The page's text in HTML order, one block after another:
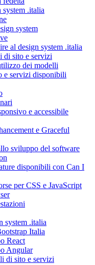
system .italia
system
al design system .italia
di sito e servizi
dei modelli
e servizi disponibili
e accessibile
e Graceful
sviluppo del software
disponibili con Can I
per CSS e JavaScript
system .italia
Italia
React
Angular
di sito e servizi